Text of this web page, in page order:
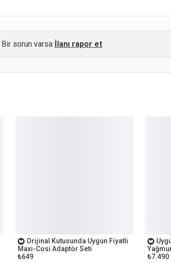
Bir sorun varsa İlanı rapor et
Orijinal Kutusunda Uygun Fiyatlı
Maxi-Cosi Adaptör Seti
₺649
₺7.490